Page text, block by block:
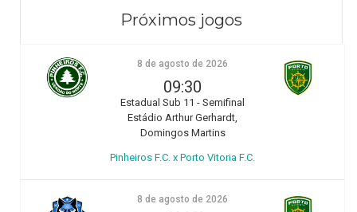
Próximos jogos
8 de agosto de 2026
09:30
Estadual Sub 11 - Semifinal
Estádio Arthur Gerhardt,
Domingos Martins
Pinheiros F.C. x Porto Vitoria F.C.
8 de agosto de 2026